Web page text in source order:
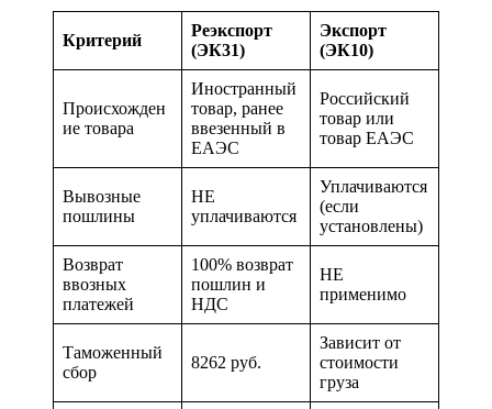
Критерий
Реэкспорт
(ЭК31)
Экспорт
(ЭК10)
Происхожден
ие товара
Иностранный
товар, ранее
ввезенный в
ЕАЭС
Российский
товар или
товар ЕАЭС
Вывозные
пошлины
НЕ
уплачиваются
Уплачиваются
(если
установлены)
Возврат
ввозных
платежей
100% возврат
пошлин и
НДС
НЕ
применимо
Таможенный
сбор
8262 руб.
Зависит от
стоимости
груза